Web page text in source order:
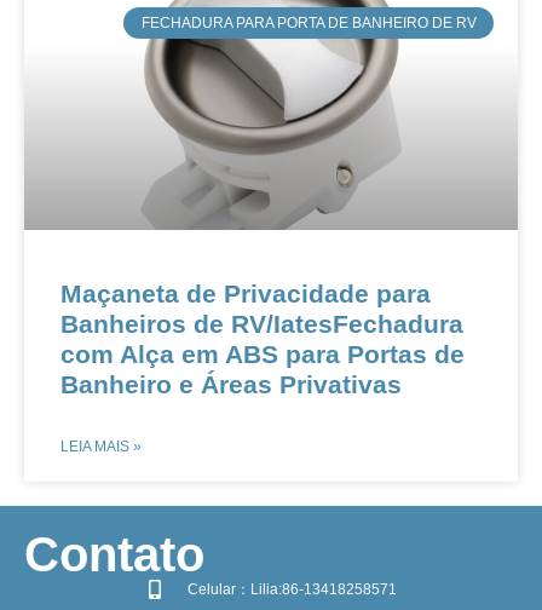
FECHADURA PARA PORTA DE BANHEIRO DE RV
Maçaneta de Privacidade para
Banheiros de RV/IatesFechadura
com Alça em ABS para Portas de
Banheiro e Áreas Privativas
LEIA MAIS »
​Contato
Celular：Lilia:86-13418258571